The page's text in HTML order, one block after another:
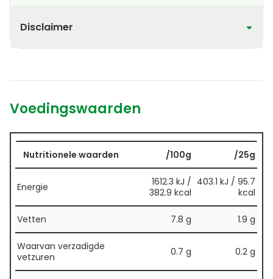
Disclaimer
Voedingswaarden
Nutritionele waarden /100g /25g
Energie
1612.3 kJ /
382.9 kcal
403.1 kJ / 95.7
kcal
Vetten 7.8 g 1.9 g
Waarvan verzadigde
vetzuren
0.7 g 0.2 g